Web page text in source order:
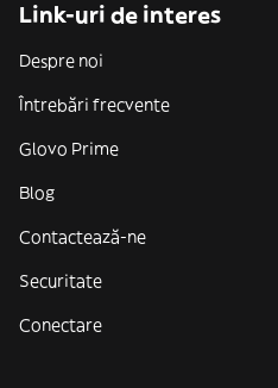
Link-uri de interes
Despre noi
Întrebări frecvente
Glovo Prime
Blog
Contactează-ne
Securitate
Conectare